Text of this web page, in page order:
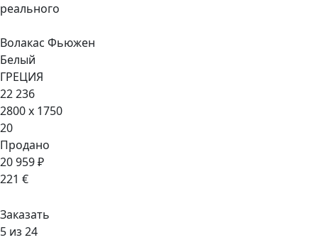
реального
Волакас Фьюжен
Белый
ГРЕЦИЯ
22 236
2800 x 1750
20
Продано
20 959 ₽
221 €
Заказать
5 из 24